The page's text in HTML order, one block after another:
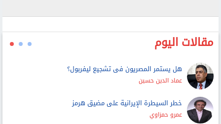
مقالات اليوم
هل يستمر المصريون فى تشجيع ليفربول؟
عماد الدين حسين
خطر السيطرة الإيرانية على مضيق هرمز
عمرو حمزاوي